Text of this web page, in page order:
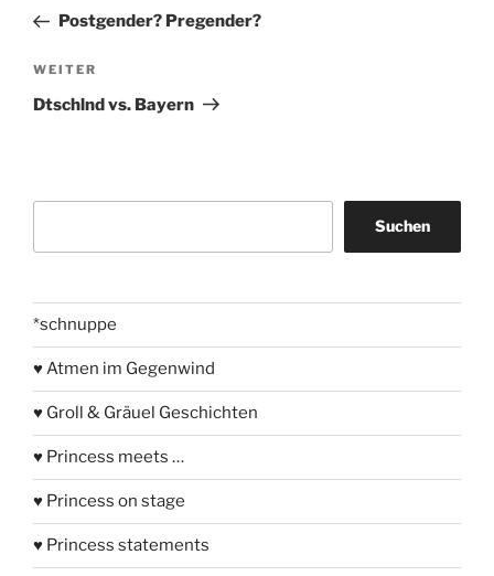
Beitrag
Postgender? Pregender?
Nächster
Beitrag
WEITER
Dtschlnd vs. Bayern
Suchen
*schnuppe
♥ Atmen im Gegenwind
♥ Groll & Gräuel Geschichten
♥ Princess meets …
♥ Princess on stage
♥ Princess statements